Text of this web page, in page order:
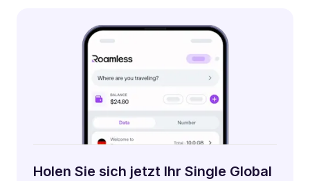
Holen Sie sich jetzt Ihr Single Global